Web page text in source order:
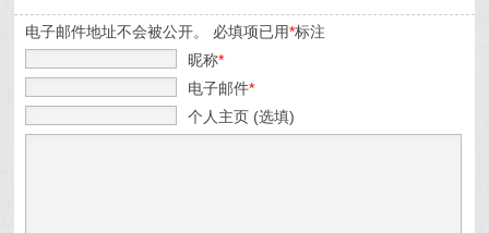
电子邮件地址不会被公开。 必填项已用*标注
昵称*
电子邮件*
个人主页 (选填)